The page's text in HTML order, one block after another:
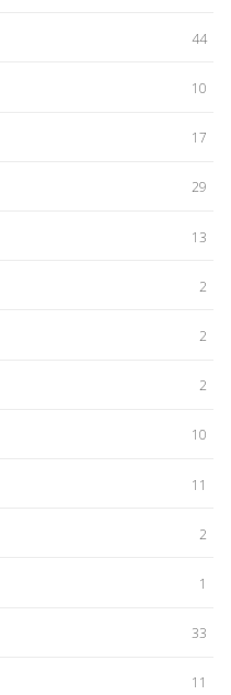
44
10
17
29
13
2
2
2
10
11
2
1
33
11